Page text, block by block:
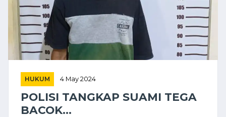
HUKUM 4 May 2024
POLISI TANGKAP SUAMI TEGA
BACOK...